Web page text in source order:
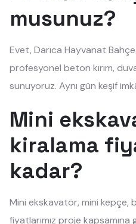
musunuz?
Evet, Darıca Hayvanat
profesyonel beton kırım,
sunuyoruz. Aynı gün keşif
Mini
kiralama
kadar?
Mini ekskavatör, mini kepçe,
fiyatlarımız proje